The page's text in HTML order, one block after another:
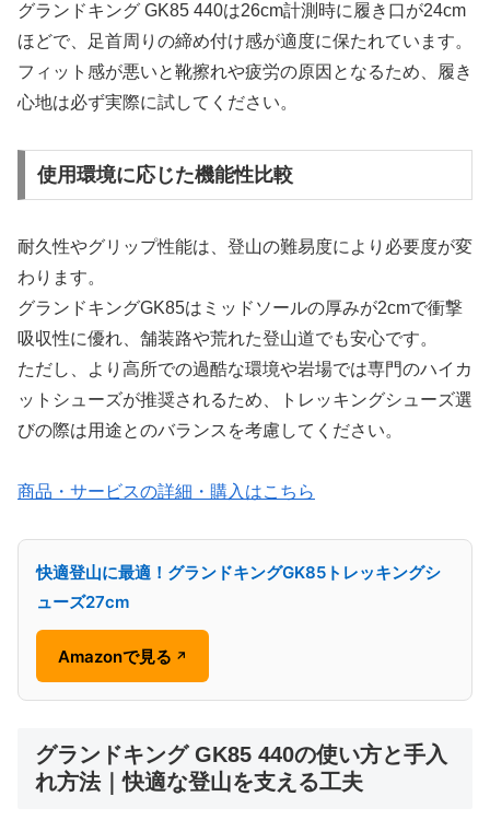
グランドキング GK85 440は26cm計測時に履き口が24cm
ほどで、足首周りの締め付け感が適度に保たれています。
フィット感が悪いと靴擦れや疲労の原因となるため、履き
心地は必ず実際に試してください。
使用環境に応じた機能性比較
耐久性やグリップ性能は、登山の難易度により必要度が変
わります。
グランドキングGK85はミッドソールの厚みが2cmで衝撃
吸収性に優れ、舗装路や荒れた登山道でも安心です。
ただし、より高所での過酷な環境や岩場では専門のハイカ
ットシューズが推奨されるため、トレッキングシューズ選
びの際は用途とのバランスを考慮してください。
商品・サービスの詳細・購入はこちら
快適登山に最適！グランドキングGK85トレッキングシ
ューズ27cm
Amazonで見る ↗
グランドキング GK85 440の使い方と手入
れ方法｜快適な登山を支える工夫